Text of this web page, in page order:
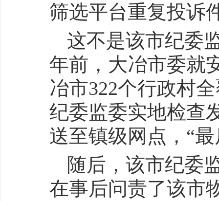
筛选平台重复投诉
这不是该市纪委
年前，大冶市委就
冶市322个行政村
纪委监委实地检查
送至镇级网点，“
随后，该市纪委
在事后问责了该市